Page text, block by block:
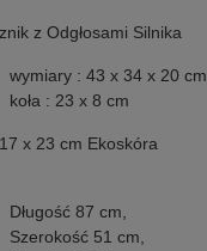
z Odgłosami Silnika
wymiary : 43 x 34 x 20 cm
koła : 23 x 8 cm
x 23 cm Ekoskóra
Długość 87 cm,
Szerokość 51 cm,